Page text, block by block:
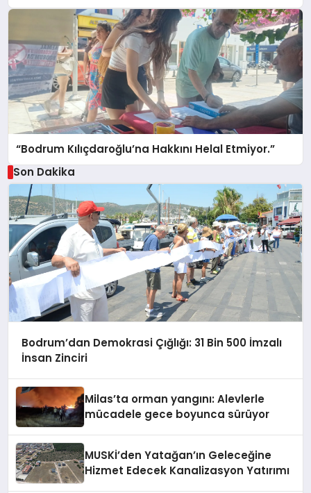
“Bodrum Kılıçdaroğlu’na Hakkını Helal Etmiyor.”
Son Dakika
Bodrum’dan Demokrasi Çığlığı: 31 Bin 500 İmzalı
İnsan Zinciri
Milas’ta orman yangını: Alevlerle
mücadele gece boyunca sürüyor
MUSKİ’den Yatağan’ın Geleceğine
Hizmet Edecek Kanalizasyon Yatırımı